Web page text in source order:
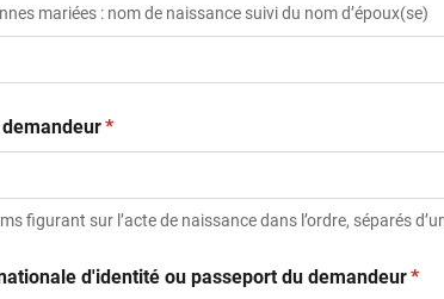
mariées : nom de naissance suivi du nom d’époux(se)
(obligatoire)
*
figurant sur l’acte de naissance dans l’ordre, séparés
d'identité ou passeport du demandeur*